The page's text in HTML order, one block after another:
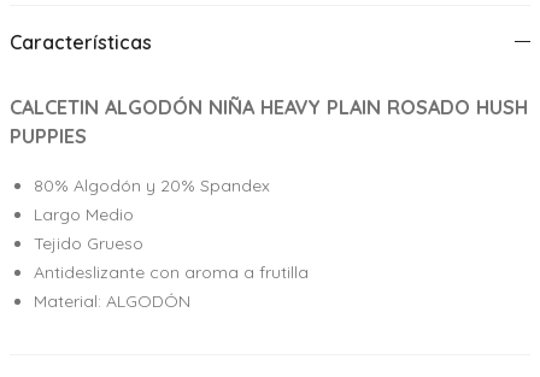
Características
CALCETIN ALGODÓN NIÑA HEAVY PLAIN ROSADO HUSH
PUPPIES
80% Algodón y 20% Spandex
Largo Medio
Tejido Grueso
Antideslizante con aroma a frutilla
Material: ALGODÓN